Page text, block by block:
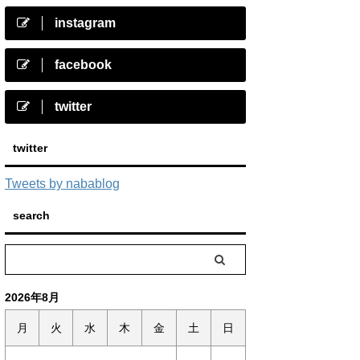
instagram
facebook
twitter
twitter
Tweets by nabablog
search
2026年8月
月 火 水 木 金 土 日